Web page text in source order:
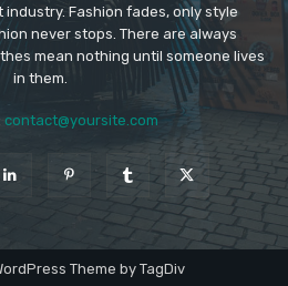
Fashion fades, only style
never stops. There are always
mean nothing until someone lives
in them.
contact@yoursite.com
Theme by TagDiv